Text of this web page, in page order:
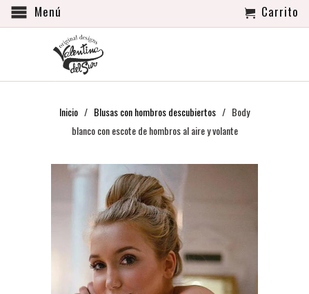
Menú Carrito
Inicio / Blusas con hombros descubiertos / Body
blanco con escote de hombros al aire y volante